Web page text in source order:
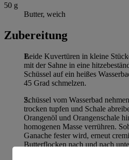
50 g
Butter, weich
Zubereitung
Beide Kuvertüren in kleine
mit der Sahne in eine
Schüssel auf ein heißes
45 Grad schmelzen.
Schüssel vom Wasserbad
trocken tupfen und Schale
Orangenöl und Orangenschale
homogenen Masse verrühren.
Ganache fester wird, erneut
Butterflocken nach und nach